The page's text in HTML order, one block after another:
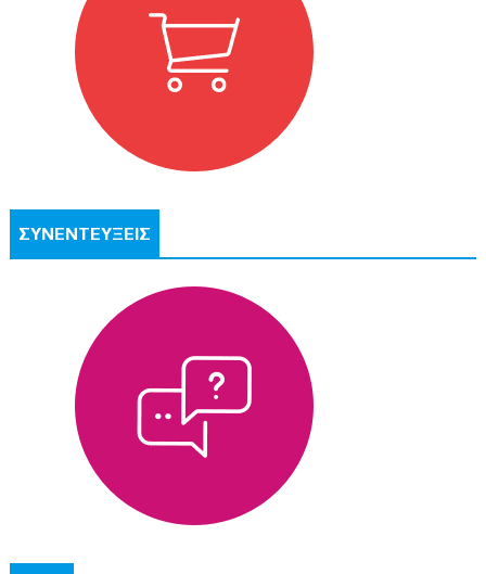
ΣΥΝΕΝΤΕΥΞΕΙΣ